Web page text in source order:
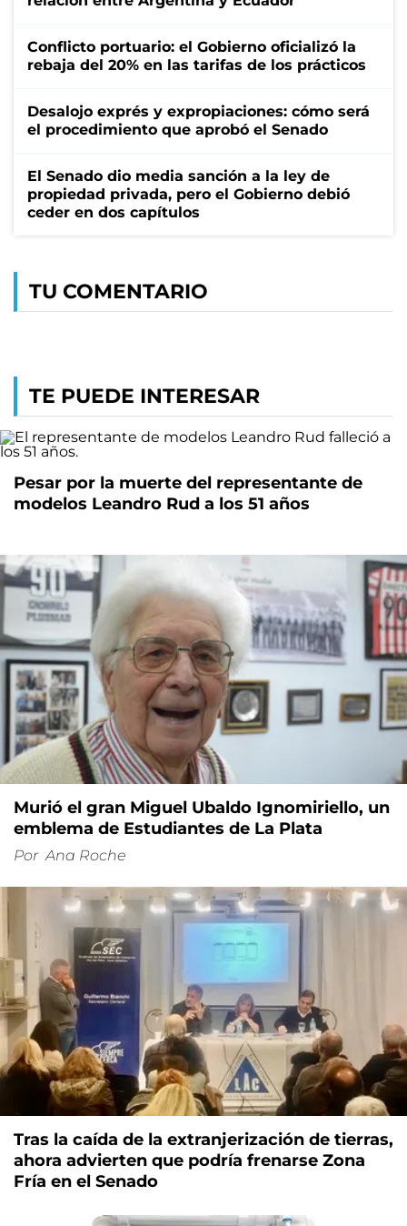
Conflicto portuario: el Gobierno oficializó la
rebaja del 20% en las tarifas de los prácticos
Desalojo exprés y expropiaciones: cómo será
el procedimiento que aprobó el Senado
El Senado dio media sanción a la ley de
propiedad privada, pero el Gobierno debió
ceder en dos capítulos
TU COMENTARIO
TE PUEDE INTERESAR
Pesar por la muerte del representante de
modelos Leandro Rud a los 51 años
Murió el gran Miguel Ubaldo Ignomiriello, un
emblema de Estudiantes de La Plata
Por Ana Roche
Tras la caída de la extranjerización de tierras,
ahora advierten que podría frenarse Zona
Fría en el Senado